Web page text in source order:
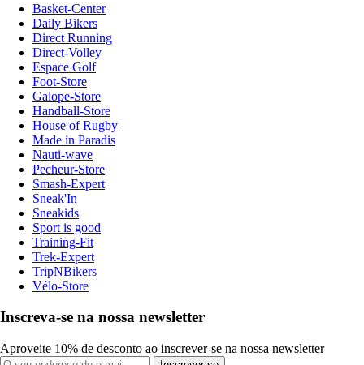
Basket-Center
Daily Bikers
Direct Running
Direct-Volley
Espace Golf
Foot-Store
Galope-Store
Handball-Store
House of Rugby
Made in Paradis
Nauti-wave
Pecheur-Store
Smash-Expert
Sneak'In
Sneakids
Sport is good
Training-Fit
Trek-Expert
TripNBikers
Vélo-Store
Inscreva-se na nossa newsletter
Aproveite 10% de desconto ao inscrever-se na nossa newsletter